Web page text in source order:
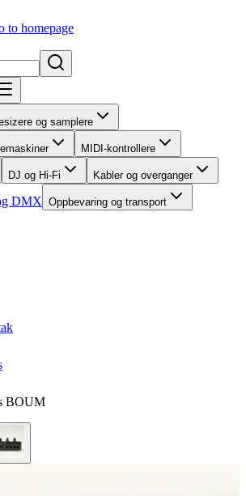
to homepage
og samplere
MIDI-kontrollere
DJ og Hi-Fi Kabler og overganger
DMX Oppbevaring og transport
BOUM